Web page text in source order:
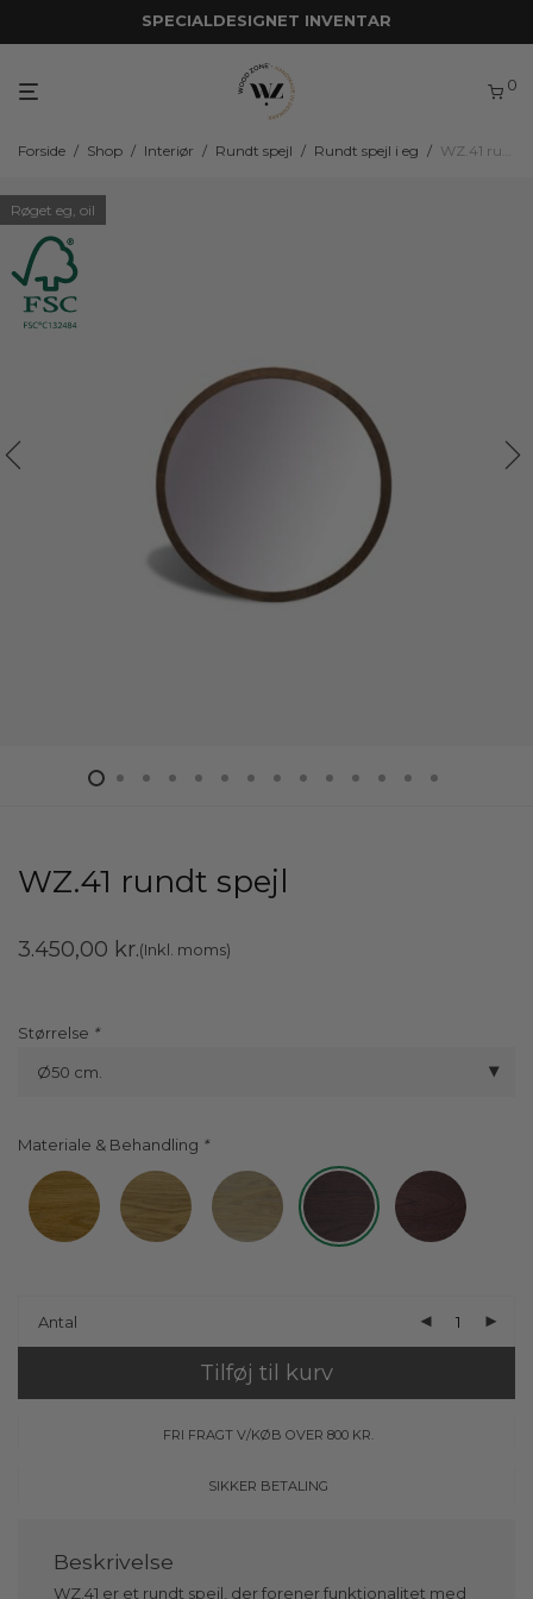
SPECIALDESIGNET INVENTAR
0
Forside / Shop / Interiør / Rundt spejl / Rundt spejl i eg / WZ.41 rundt spejl
Røget eg, oil
WZ.41 rundt spejl
3.450,00 kr.(Inkl. moms)
Størrelse
Ø50 cm.
Materiale & Behandling
Antal
Tilføj til kurv
FRI FRAGT V/KØB OVER 800 KR.
SIKKER BETALING
WZ.41 er et rundt spejl, der forener funktionalitet med